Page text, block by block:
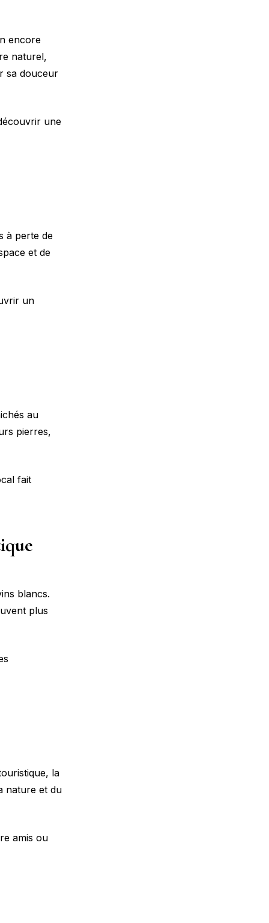
encore
naturel,
sa douceur
une
à perte de
et de
un
au
pierres,
fait
blancs.
plus
la
nature et du
amis ou